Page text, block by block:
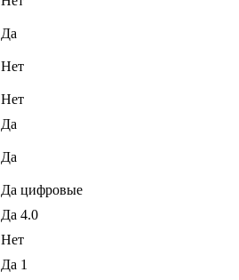
Да
Нет
Нет
Да
Да
Да цифровые
Да 4.0
Нет
Да 1